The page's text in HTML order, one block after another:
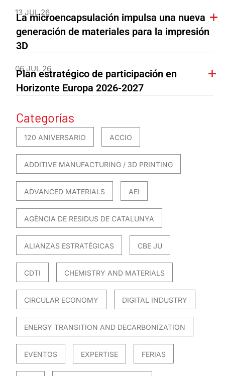
13 JUL 26
La microencapsulación impulsa una nueva
generación de materiales para la impresión
3D
06 JUL 26
Plan estratégico de participación en
Horizonte Europa 2026-2027
Categorías
120 ANIVERSARIO ACCIO
ADDITIVE MANUFACTURING / 3D PRINTING
ADVANCED MATERIALS AEI
AGÈNCIA DE RESIDUS DE CATALUNYA
ALIANZAS ESTRATÉGICAS CBE JU
CDTI CHEMISTRY AND MATERIALS
CIRCULAR ECONOMY DIGITAL INDUSTRY
ENERGY TRANSITION AND DECARBONIZATION
EVENTOS EXPERTISE FERIAS